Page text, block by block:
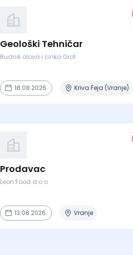
Geološki Tehničar
Rudnik olova i cinka Grot
18.08.2026. Kriva Feja (Vranje)
Prodavac
Leon Food d.o.o.
13.08.2026. Vranje